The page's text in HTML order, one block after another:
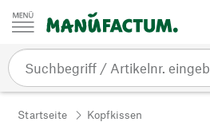
Zum Inhalt springen
Startseite Kopfkissen